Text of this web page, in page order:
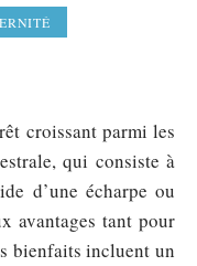
croissant parmi les
qui consiste à
d’une écharpe ou
avantages tant pour
bienfaits incluent un